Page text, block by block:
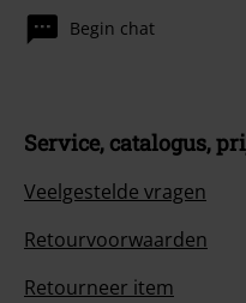
Begin chat
Service, catalogus,
Veelgestelde vragen
Retourvoorwaarden
Retourneer item